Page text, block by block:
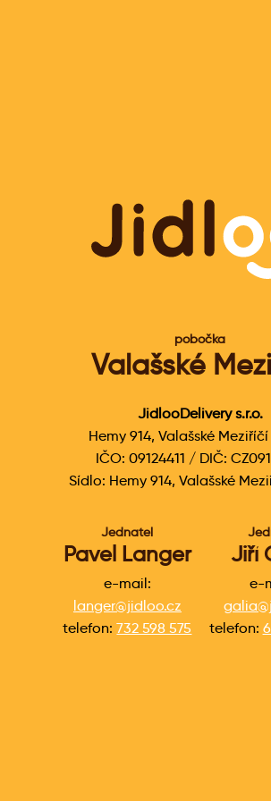
pobočka
Valašské
JidlooDelivery s.r.o.
Hemy 914, Valašské Meziříčí
IČO: 09124411 / DIČ:
Sídlo: Hemy 914, Valašské
Jednatel
Pavel Langer
e-mail:
langer@jidloo.cz
telefon:732 598 575
Jiří
e-
telefon: